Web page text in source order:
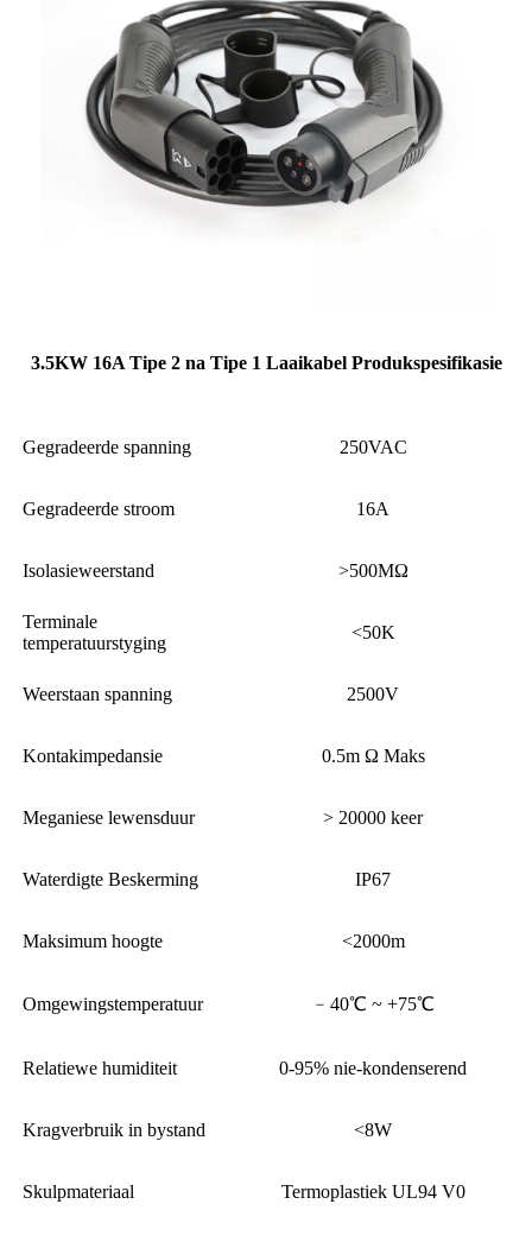
3.5KW 16A Tipe 2 na Tipe 1 Laaikabel Produkspesifikasie
Gegradeerde spanning 250VAC
Gegradeerde stroom 16A
Isolasieweerstand >500MΩ
Terminale
temperatuurstyging
<50K
Weerstaan ​​spanning 2500V
Kontakimpedansie 0.5m Ω Maks
Meganiese lewensduur > 20000 keer
Waterdigte Beskerming IP67
Maksimum hoogte <2000m
Omgewingstemperatuur ﹣40℃ ~ +75℃
Relatiewe humiditeit 0-95% nie-kondenserend
Kragverbruik in bystand <8W
Skulpmateriaal Termoplastiek UL94 V0